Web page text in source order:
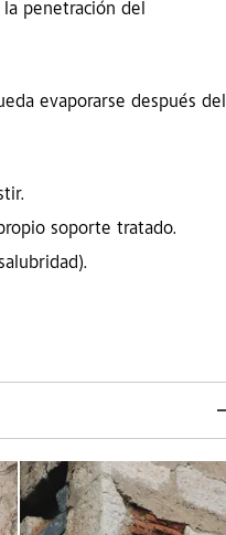
penetración del
evaporarse después del
soporte tratado.